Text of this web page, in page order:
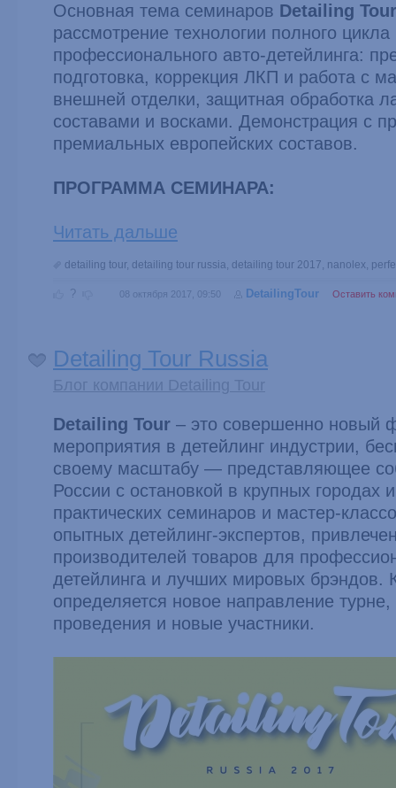
Основная тема семинаров Detailing
рассмотрение технологии полного цикла
профессионального авто-детейлинга:
подготовка, коррекция ЛКП и работа с
внешней отделки, защитная обработка
составами и восками. Демонстрация с
премиальных европейских составов.
ПРОГРАММА СЕМИНАРА:
Читать дальше
detailing tour, detailing tour russia, detailing tour 2017, nanolex,
? 08 октября 2017, 09:50 DetailingTour Оставить
Detailing Tour Russia
Блог компании Detailing Tour
Detailing Tour – это совершенно новый
мероприятия в детейлинг индустрии,
своему масштабу — представляющее
России с остановкой в крупных городах
практических семинаров и мастер-
опытных детейлинг-экспертов,
производителей товаров для
детейлинга и лучших мировых брэндов.
определяется новое направление
проведения и новые участники.